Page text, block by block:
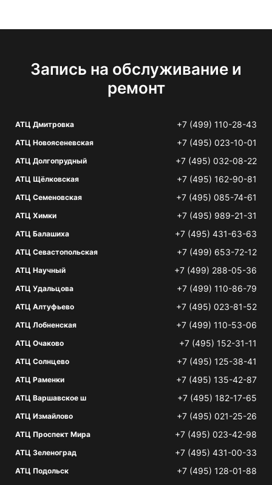
Запись на обслуживание и
ремонт
АТЦ Дмитровка +7 (499) 110-28-43
АТЦ Новоясеневская +7 (495) 023-10-01
АТЦ Долгопрудный +7 (495) 032-08-22
АТЦ Щёлковская +7 (495) 162-90-81
АТЦ Семеновская +7 (495) 085-74-61
АТЦ Химки +7 (495) 989-21-31
АТЦ Балашиха +7 (495) 431-63-63
АТЦ Севастопольская +7 (499) 653-72-12
АТЦ Научный +7 (499) 288-05-36
АТЦ Удальцова +7 (499) 110-86-79
АТЦ Алтуфьево +7 (495) 023-81-52
АТЦ Лобненская +7 (499) 110-53-06
АТЦ Очаково +7 (495) 152-31-11
АТЦ Солнцево +7 (495) 125-38-41
АТЦ Раменки +7 (495) 135-42-87
АТЦ Варшавское ш +7 (495) 182-17-65
АТЦ Измайлово +7 (495) 021-25-26
АТЦ Проспект Мира +7 (495) 023-42-98
АТЦ Зеленоград +7 (495) 431-00-33
АТЦ Подольск +7 (495) 128-01-88